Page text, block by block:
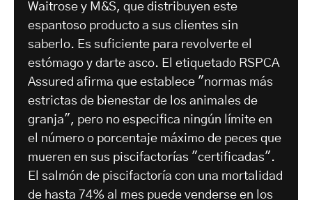
Waitrose y M&S, que distribuyen este
espantoso producto a sus clientes sin
saberlo. Es suficiente para revolverte el
estómago y darte asco. El etiquetado RSPCA
Assured afirma que establece "normas más
estrictas de bienestar de los animales de
granja", pero no especifica ningún límite en
el número o porcentaje máximo de peces que
mueren en sus piscifactorías "certificadas".
El salmón de piscifactoría con una mortalidad
de hasta 74% al mes puede venderse en los